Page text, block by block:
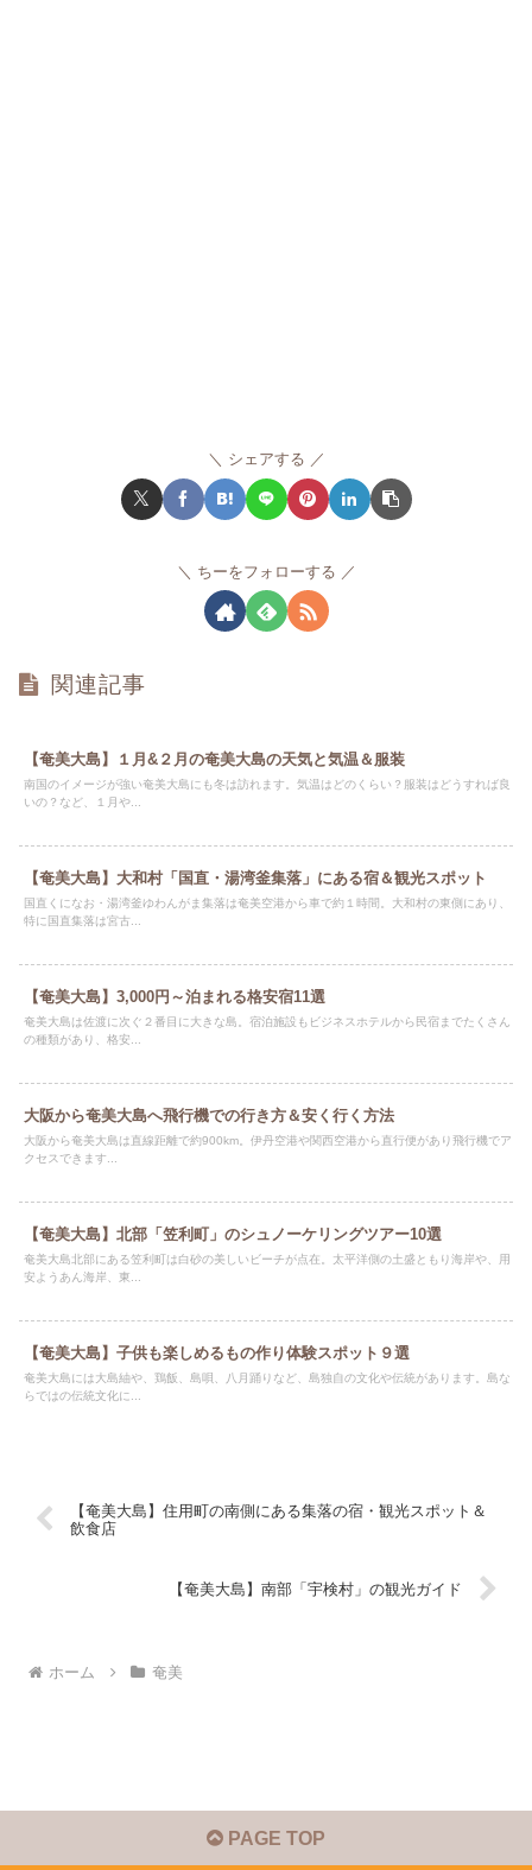
シェアする
ちーをフォローする
関連記事
【奄美大島】１月&２月の奄美大島の天気と気温＆服装
南国のイメージが強い奄美大島にも冬は訪れます。気温はどのくらい？服装はどうすれば良
いの？など、１月や...
【奄美大島】大和村「国直・湯湾釜集落」にある宿＆観光スポット
国直くになお・湯湾釜ゆわんがま集落は奄美空港から車で約１時間。大和村の東側にあり、
特に国直集落は宮古...
【奄美大島】3,000円～泊まれる格安宿11選
奄美大島は佐渡に次ぐ２番目に大きな島。宿泊施設もビジネスホテルから民宿までたくさん
の種類があり、格安...
大阪から奄美大島へ飛行機での行き方＆安く行く方法
大阪から奄美大島は直線距離で約900km。伊丹空港や関西空港から直行便があり飛行機でア
クセスできます...
【奄美大島】北部「笠利町」のシュノーケリングツアー10選
奄美大島北部にある笠利町は白砂の美しいビーチが点在。太平洋側の土盛ともり海岸や、用
安ようあん海岸、東...
【奄美大島】子供も楽しめるもの作り体験スポット９選
奄美大島には大島紬や、鶏飯、島唄、八月踊りなど、島独自の文化や伝統があります。島な
らではの伝統文化に...
【奄美大島】住用町の南側にある集落の宿・観光スポット＆
飲食店
【奄美大島】南部「宇検村」の観光ガイド
ホーム 奄美
PAGE TOP